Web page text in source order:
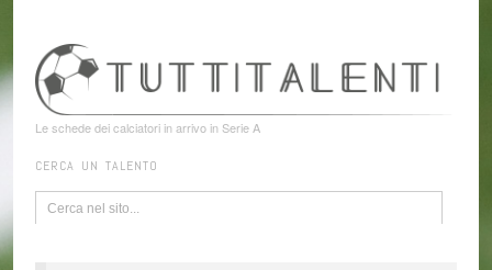
Le schede dei calciatori in arrivo in Serie A
CERCA UN TALENTO